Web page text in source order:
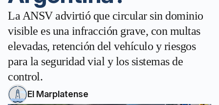
La ANSV advirtió que circular sin dominio
visible es una infracción grave, con multas
elevadas, retención del vehículo y riesgos
para la seguridad vial y los sistemas de
control.
El Marplatense